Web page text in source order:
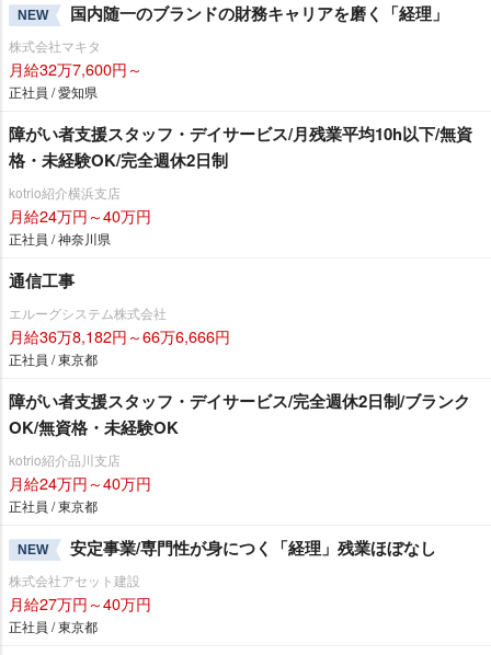
NEW 国内随一のブランドの財務キャリアを磨く「経理」
株式会社マキタ
月給32万7,600円～
正社員 / 愛知県
障がい者支援スタッフ・デイサービス/月残業平均10h以下/無資
格・未経験OK/完全週休2日制
kotrio紹介横浜支店
月給24万円～40万円
正社員 / 神奈川県
通信工事
エルーグシステム株式会社
月給36万8,182円～66万6,666円
正社員 / 東京都
障がい者支援スタッフ・デイサービス/完全週休2日制/ブランク
OK/無資格・未経験OK
kotrio紹介品川支店
月給24万円～40万円
正社員 / 東京都
NEW 安定事業/専門性が身につく「経理」残業ほぼなし
株式会社アセット建設
月給27万円～40万円
正社員 / 東京都